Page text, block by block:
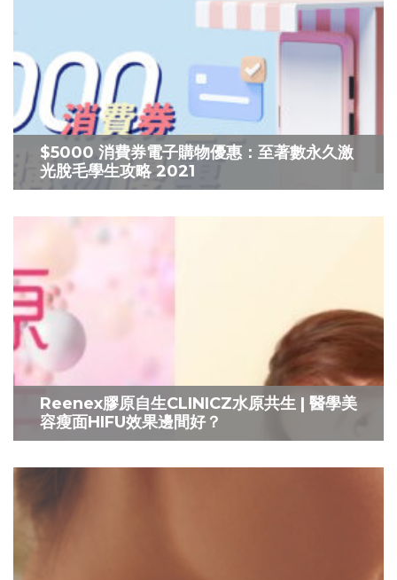
$5000 消費券電子購物優惠：至著數永久激
光脫毛學生攻略 2021
Reenex膠原自生CLINICZ水原共生 | 醫學美
容瘦面HIFU效果邊間好？